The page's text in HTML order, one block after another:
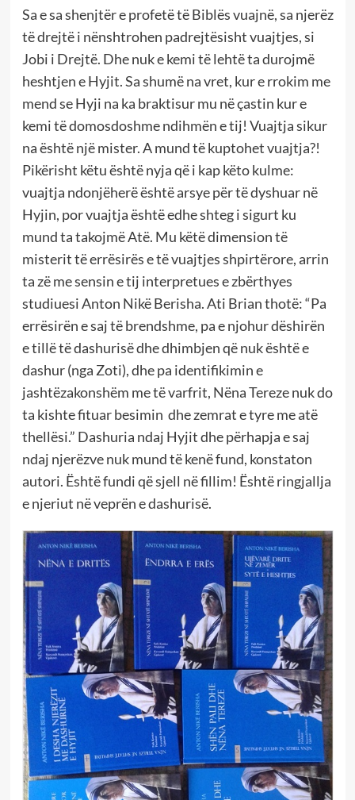
Sa e sa shenjtër e profetë të Biblës vuajnë, sa njerëz
të drejtë i nënshtrohen padrejtësisht vuajtjes, si
Jobi i Drejtë. Dhe nuk e kemi të lehtë ta durojmë
heshtjen e Hyjit. Sa shumë na vret, kur e rrokim me
mend se Hyji na ka braktisur mu në çastin kur e
kemi të domosdoshme ndihmën e tij! Vuajtja sikur
na është një mister. A mund të kuptohet vuajtja?!
Pikërisht këtu është nyja që i kap këto kulme:
vuajtja ndonjëherë është arsye për të dyshuar në
Hyjin, por vuajtja është edhe shteg i sigurt ku
mund ta takojmë Atë. Mu këtë dimension të
misterit të errësirës e të vuajtjes shpirtërore, arrin
ta zë me sensin e tij interpretues e zbërthyes
studiuesi Anton Nikë Berisha. Ati Brian thotë: “Pa
errësirën e saj të brendshme, pa e njohur dëshirën
e tillë të dashurisë dhe dhimbjen që nuk është e
dashur (nga Zoti), dhe pa identifikimin e
jashtëzakonshëm me të varfrit, Nëna Tereze nuk do
ta kishte fituar besimin dhe zemrat e tyre me atë
thellësi.” Dashuria ndaj Hyjit dhe përhapja e saj
ndaj njerëzve nuk mund të kenë fund, konstaton
autori. Është fundi që sjell në fillim! Është ringjallja
e njeriut në veprën e dashurisë.